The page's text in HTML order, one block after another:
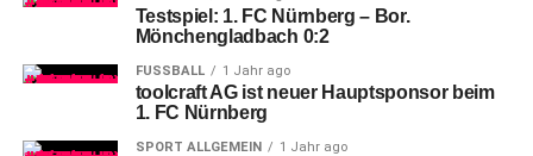
Testspiel: 1. FC Nürnberg – Bor.
Mönchengladbach 0:2
FUSSBALL 1 Jahr ago
toolcraft AG ist neuer Hauptsponsor beim
1. FC Nürnberg
SPORT ALLGEMEIN 1 Jahr ago